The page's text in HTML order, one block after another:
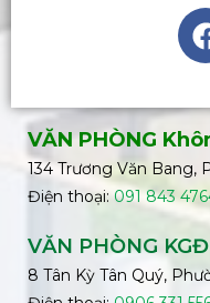
VĂN PHÒNG
134 Trương Văn Bang,
Điện thoại:091 843
VĂN PHÒNG
8 Tân Kỳ Tân Quý,